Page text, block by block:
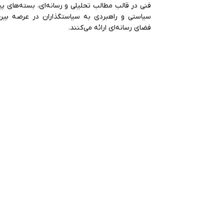
فنی در قالب مطالب تحلیلی و رسانه‌ای، بسته‌های
سیاستی و راهبردی به سیاستگذاران در عرصه
فضای رسانه‌ای ارائه می‌کنند.